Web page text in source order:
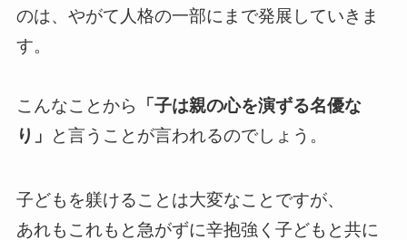
のは、やがて人格の一部にまで発展していきま
す。
こんなことから
「子は親の心を演ずる名優な
り」
と言うことが言われるのでしょう。
子どもを躾けることは大変なことですが、
あれもこれもと急がずに辛抱強く子どもと共に